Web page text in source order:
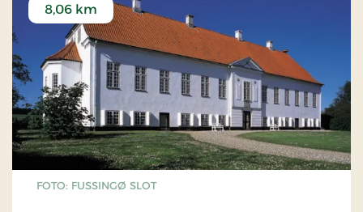
FOTO: FUSSINGØ SLOT
8,06 km